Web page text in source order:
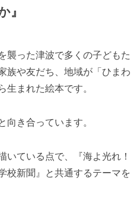
』
襲った津波で多くの子どもた
族や友だち、地域が「ひまわ
生まれた絵本です。
き合っています。
いている点で、『海よ光れ！
校新聞』と共通するテーマを